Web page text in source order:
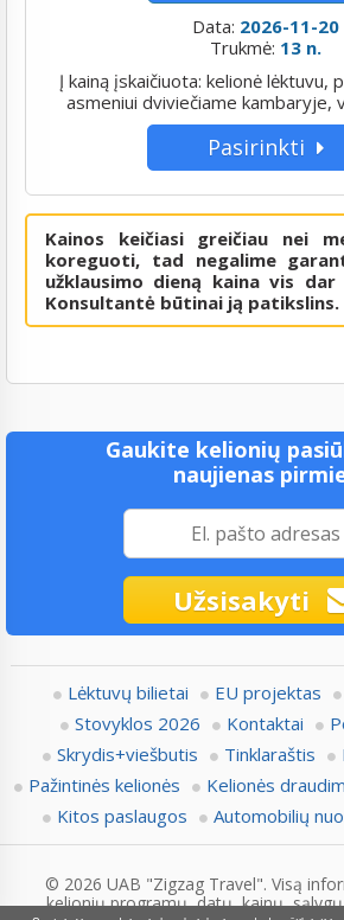
Data: 2026-11-20
Trukmė: 13 n.
Į kainą įskaičiuota: kelionė lėktuvu,
asmeniui dviviečiame kambaryje,
Pasirinkti
Kainos keičiasi greičiau nei
koreguoti, tad negalime
užklausimo dieną kaina vis
Konsultantė būtinai ją patikslins.
Gaukite kelionių
naujienas
Užsisakyti
Lėktuvų bilietai EU projektas
Stovyklos 2026
Kontaktai
Skrydis+viešbutis
Tinklaraštis
Pažintinės kelionės
Kelionės
Kitos paslaugos
Automobilių
© 2026 UAB "Zigzag Travel". Visą
kelionių programų, datų, kainų,